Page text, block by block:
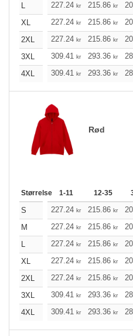
L
227.24 kr 215.86 kr
XL
227.24 kr 215.86 kr
2XL
227.24 kr 215.86 kr
3XL
309.41 kr 293.36 kr
4XL
309.41 kr 293.36 kr
Rød
Størrelse 1-11 12-35
S 227.24 kr 215.86 kr
M
227.24 kr 215.86 kr
L
227.24 kr 215.86 kr
XL
227.24 kr 215.86 kr
2XL
227.24 kr 215.86 kr
3XL
309.41 kr 293.36 kr
4XL
309.41 kr 293.36 kr